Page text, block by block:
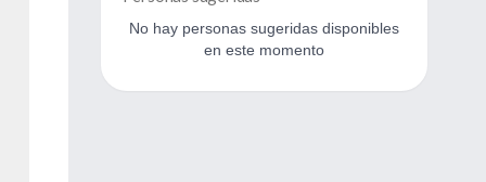
No hay personas sugeridas disponibles
en este momento